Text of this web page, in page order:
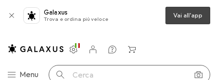
Galaxus
Trova e ordina più veloce Vai all'app
Categoria Navigazione
Menu Cerca
Impostazioni
Conto cliente
Liste di confronto
Liste dei desideri
Carrello